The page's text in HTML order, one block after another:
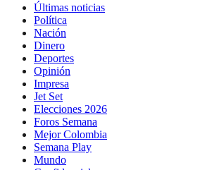
Últimas noticias
Política
Nación
Dinero
Deportes
Opinión
Impresa
Jet Set
Elecciones 2026
Foros Semana
Mejor Colombia
Semana Play
Mundo